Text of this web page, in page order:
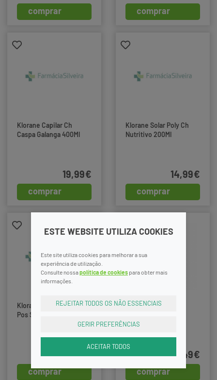
ESTE WEBSITE UTILIZA COOKIES
Este site utiliza cookies para melhorar a sua
experiência de utilização.
Consulte nossapolítica de cookies para obter mais
informações.
REJEITAR TODOS OS NÃO ESSENCIAIS
GERIR PREFERÊNCIAS
ACEITAR TODOS
comprar comprar
Klorane Capilar Ch
Caspa Galanga 400Ml
comprar
19,99€
Klorane Solar Poly Ch
Nutritivo 200Ml
comprar
14,99€
Klorane Solar Poly Ch
Pos Sol Cc 75Ml,
comprar
9,99€
Klorane Capilar Ch
comprar
18,49€